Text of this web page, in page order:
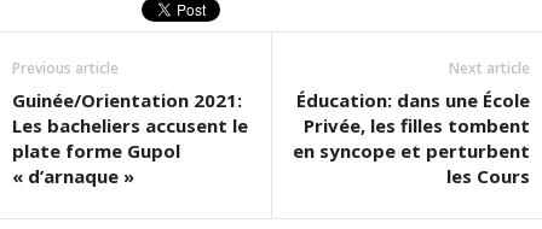
Previous article
Guinée/Orientation 2021:
Les bacheliers accusent le
plate forme Gupol
« d’arnaque »
Next article
Éducation: dans une École
Privée, les filles tombent
en syncope et perturbent
les Cours